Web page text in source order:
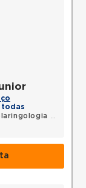
todas